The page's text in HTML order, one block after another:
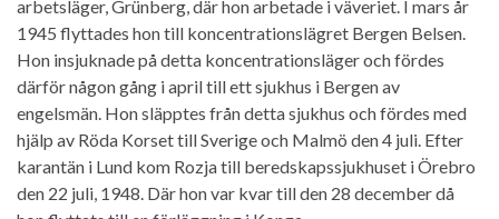
arbetsläger, Grünberg, där hon arbetade i väveriet. I mars år
1945 flyttades hon till koncentrationslägret Bergen Belsen.
Hon insjuknade på detta koncentrationsläger och fördes
därför någon gång i april till ett sjukhus i Bergen av
engelsmän. Hon släpptes från detta sjukhus och fördes med
hjälp av Röda Korset till Sverige och Malmö den 4 juli. Efter
karantän i Lund kom Rozja till beredskapssjukhuset i Örebro
den 22 juli, 1948. Där hon var kvar till den 28 december då